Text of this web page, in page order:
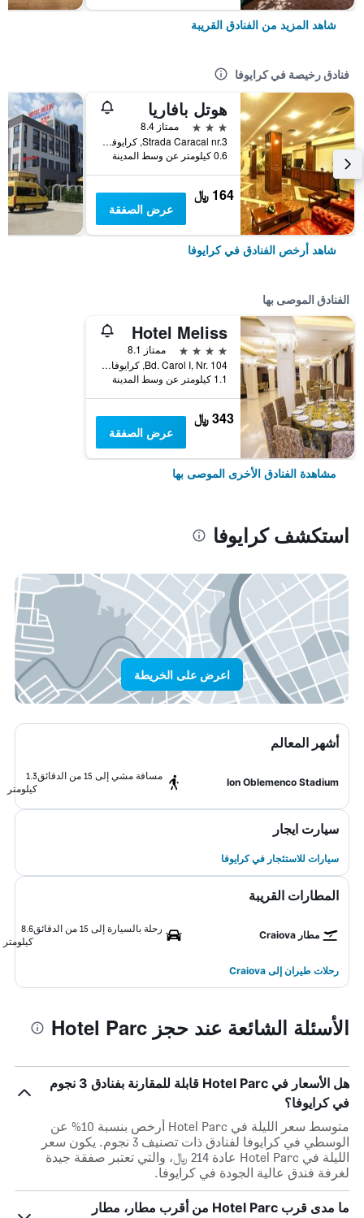
شاهد المزيد من الفنادق القريبة
فنادق رخيصة في كرايوفا
هوتل بافاريا
3 نجوم
ممتاز 8.4
Strada Caracal nr.3, كرايوفا, رومانيا
0.6 كيلومتر عن وسط المدينة
164 ﷼
عرض الصفقة
شاهد أرخص الفنادق في كرايوفا
الفنادق الموصى بها
Hotel Meliss
4 نجوم
ممتاز 8.1
Bd. Carol I, Nr. 104, كرايوفا, رومانيا
1.1 كيلومتر عن وسط المدينة
343 ﷼
عرض الصفقة
مشاهدة الفنادق الأخرى الموصى بها
استكشف كرايوفا
اعرض على الخريطة
أشهر المعالم
Ion Oblemenco Stadium
مسافة مشي إلى 15 من الدقائق
1.3
كيلومتر
سيارت ايجار
سيارات للاستئجار في كرايوفا
المطارات القريبة
مطار Craiova
رحلة بالسيارة إلى 15 من الدقائق
8.6
كيلومتر
رحلات طيران إلى Craiova
الأسئلة الشائعة عند حجز Hotel Parc
هل الأسعار في Hotel Parc قابلة للمقارنة بفنادق 3 نجوم
في كرايوفا؟
متوسط سعر الليلة في Hotel Parc أرخص بنسبة 10% عن
الوسطي في كرايوفا لفنادق ذات تصنيف 3 نجوم. يكون سعر
الليلة في Hotel Parc عادة 214 ﷼، والتي تعتبر صفقة جيدة
لغرفة فندق عالية الجودة في كرايوفا.
ما مدى قرب Hotel Parc من أقرب مطار، مطار